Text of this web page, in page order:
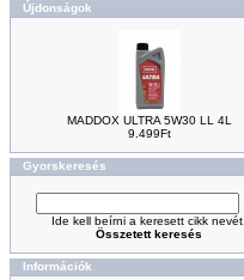
Újdonságok
MADDOX ULTRA 5W30 LL 4L
9.499Ft
Gyorskeresés
Ide kell beírni a keresett cikk nevét.
Összetett keresés
Információk